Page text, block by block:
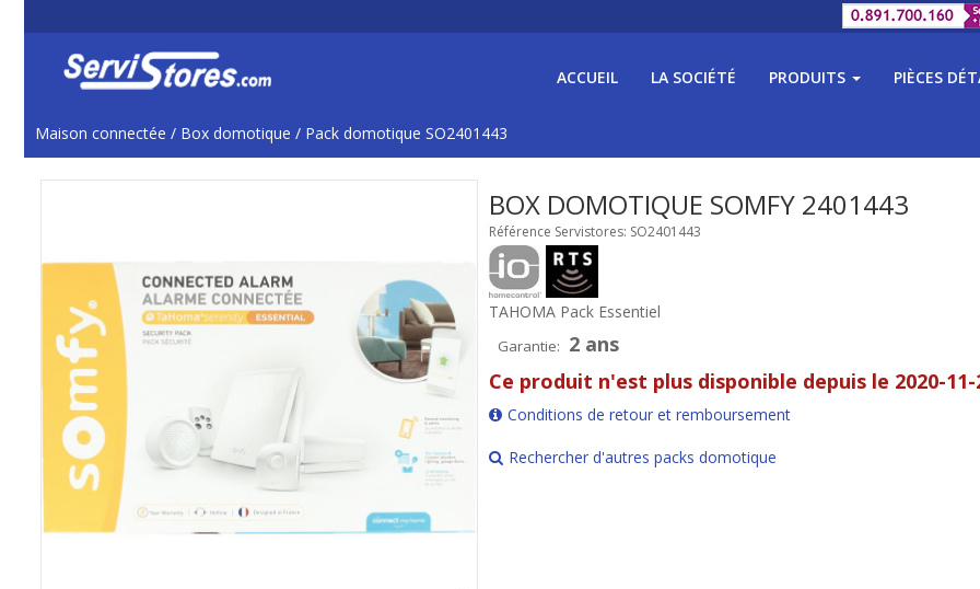
ACCUEIL LA SOCIÉTÉ PRODUITS PIÈCES
Maison connectée / Box domotique / Pack domotique SO2401443
BOX DOMOTIQUE SOMFY 2401443
Référence Servistores: SO2401443
TAHOMA Pack Essentiel
Garantie: 2 ans
Ce produit n'est plus disponible depuis le 2020-11-
Conditions de retour et remboursement
Rechercher d'autres packs domotique